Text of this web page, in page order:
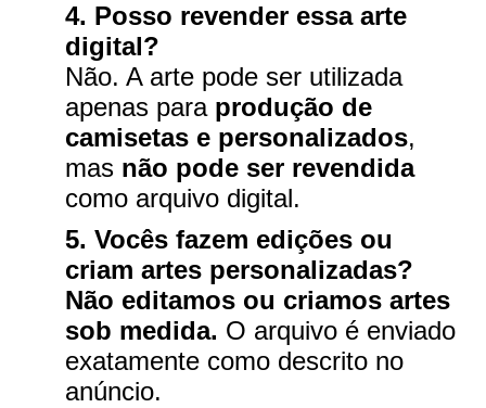
4. Posso revender essa arte
digital?
Não. A arte pode ser utilizada
apenas para produção de
camisetas e personalizados,
mas não pode ser revendida
como arquivo digital.
5. Vocês fazem edições ou
criam artes personalizadas?
Não editamos ou criamos artes
sob medida. O arquivo é enviado
exatamente como descrito no
anúncio.